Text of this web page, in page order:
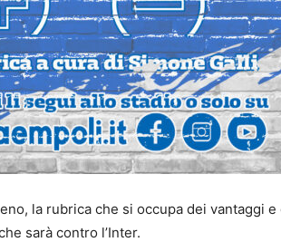
la rubrica che si occupa dei vantaggi
sarà contro l’Inter.